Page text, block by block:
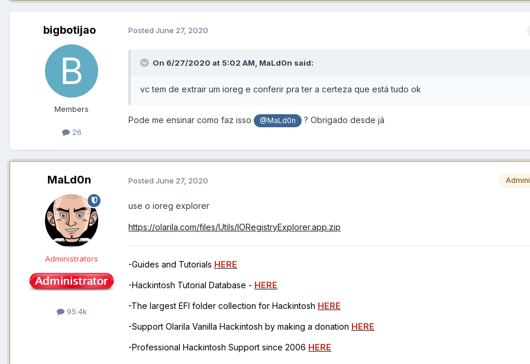
bigbotijao
Members
26
Posted June 27, 2020
On 6/27/2020 at 5:02 AM, MaLd0n said:
vc tem de extrair um ioreg e conferir pra ter a certeza que está tudo ok
Pode me ensinar como faz isso @MaLd0n ? Obrigado desde já
MaLd0n
Administrators
95.4k
Posted June 27, 2020
use o ioreg explorer
https://olarila.com/files/Utils/IORegistryExplorer.app.zip
-Guides and Tutorials HERE
-Hackintosh Tutorial Database - HERE
-The largest EFI folder collection for Hackintosh HERE
-Support Olarila Vanilla Hackintosh by making a donation HERE
-Professional Hackintosh Support since 2006 HERE